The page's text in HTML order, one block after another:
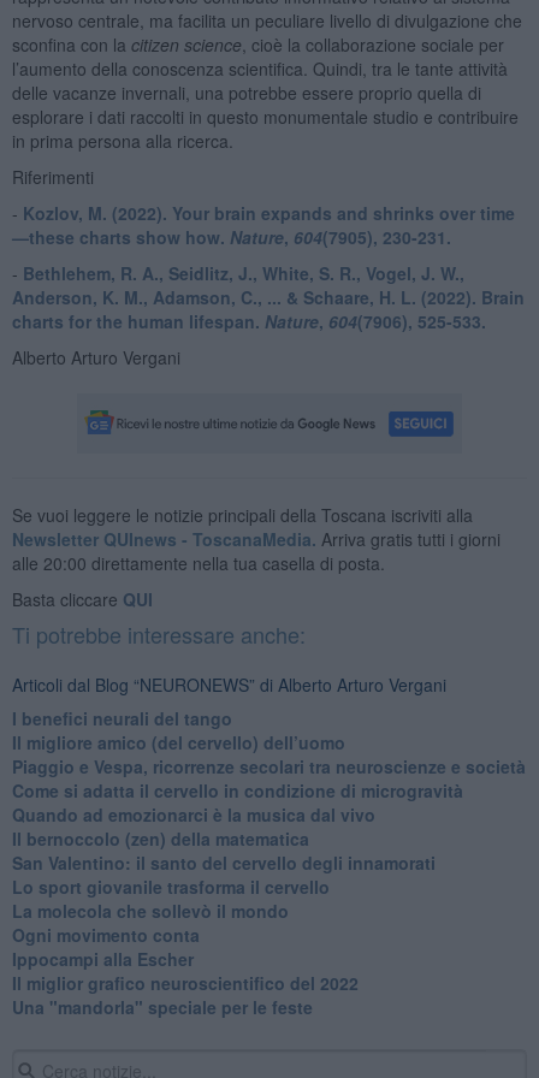
nervoso centrale, ma facilita un peculiare livello di divulgazione che
sconfina con la citizen science , cioè la collaborazione sociale per
l’aumento della conoscenza scientifica. Quindi, tra le tante attività
delle vacanze invernali, una potrebbe essere proprio quella di
esplorare i dati raccolti in questo monumentale studio e contribuire
in prima persona alla ricerca.
Riferimenti
- Kozlov, M. (2022). Your brain expands and shrinks over time
—these charts show how. Nature, 604(7905), 230-231.
- Bethlehem, R. A., Seidlitz, J., White, S. R., Vogel, J. W.,
Anderson, K. M., Adamson, C., ... & Schaare, H. L. (2022). Brain
charts for the human lifespan. Nature, 604(7906), 525-533.
Alberto Arturo Vergani
Se vuoi leggere le notizie principali della Toscana iscriviti alla
Newsletter QUInews - ToscanaMedia. Arriva gratis tutti i giorni
alle 20:00 direttamente nella tua casella di posta.
Basta cliccare QUI
Ti potrebbe interessare anche:
Articoli dal Blog “NEURONEWS” di Alberto Arturo Vergani
​I benefici neurali del tango
​Il migliore amico (del cervello) dell’uomo
Piaggio e Vespa, ricorrenze secolari tra neuroscienze e società
​Come si adatta il cervello in condizione di microgravità
​Quando ad emozionarci è la musica dal vivo
Il bernoccolo (zen) della matematica
San Valentino: il santo del cervello degli innamorati
​Lo sport giovanile trasforma il cervello
​La molecola che sollevò il mondo
Ogni movimento conta
Ippocampi alla Escher
Il miglior grafico neuroscientifico del 2022
​Una "mandorla" speciale per le feste